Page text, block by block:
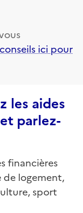
ici pour
les aides
parlez-
financières
de logement,
sport